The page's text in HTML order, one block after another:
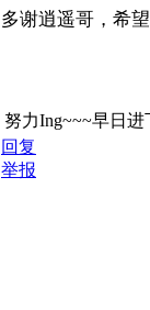
多谢逍遥哥，希
努力Ing~~~早日进
回复
举报